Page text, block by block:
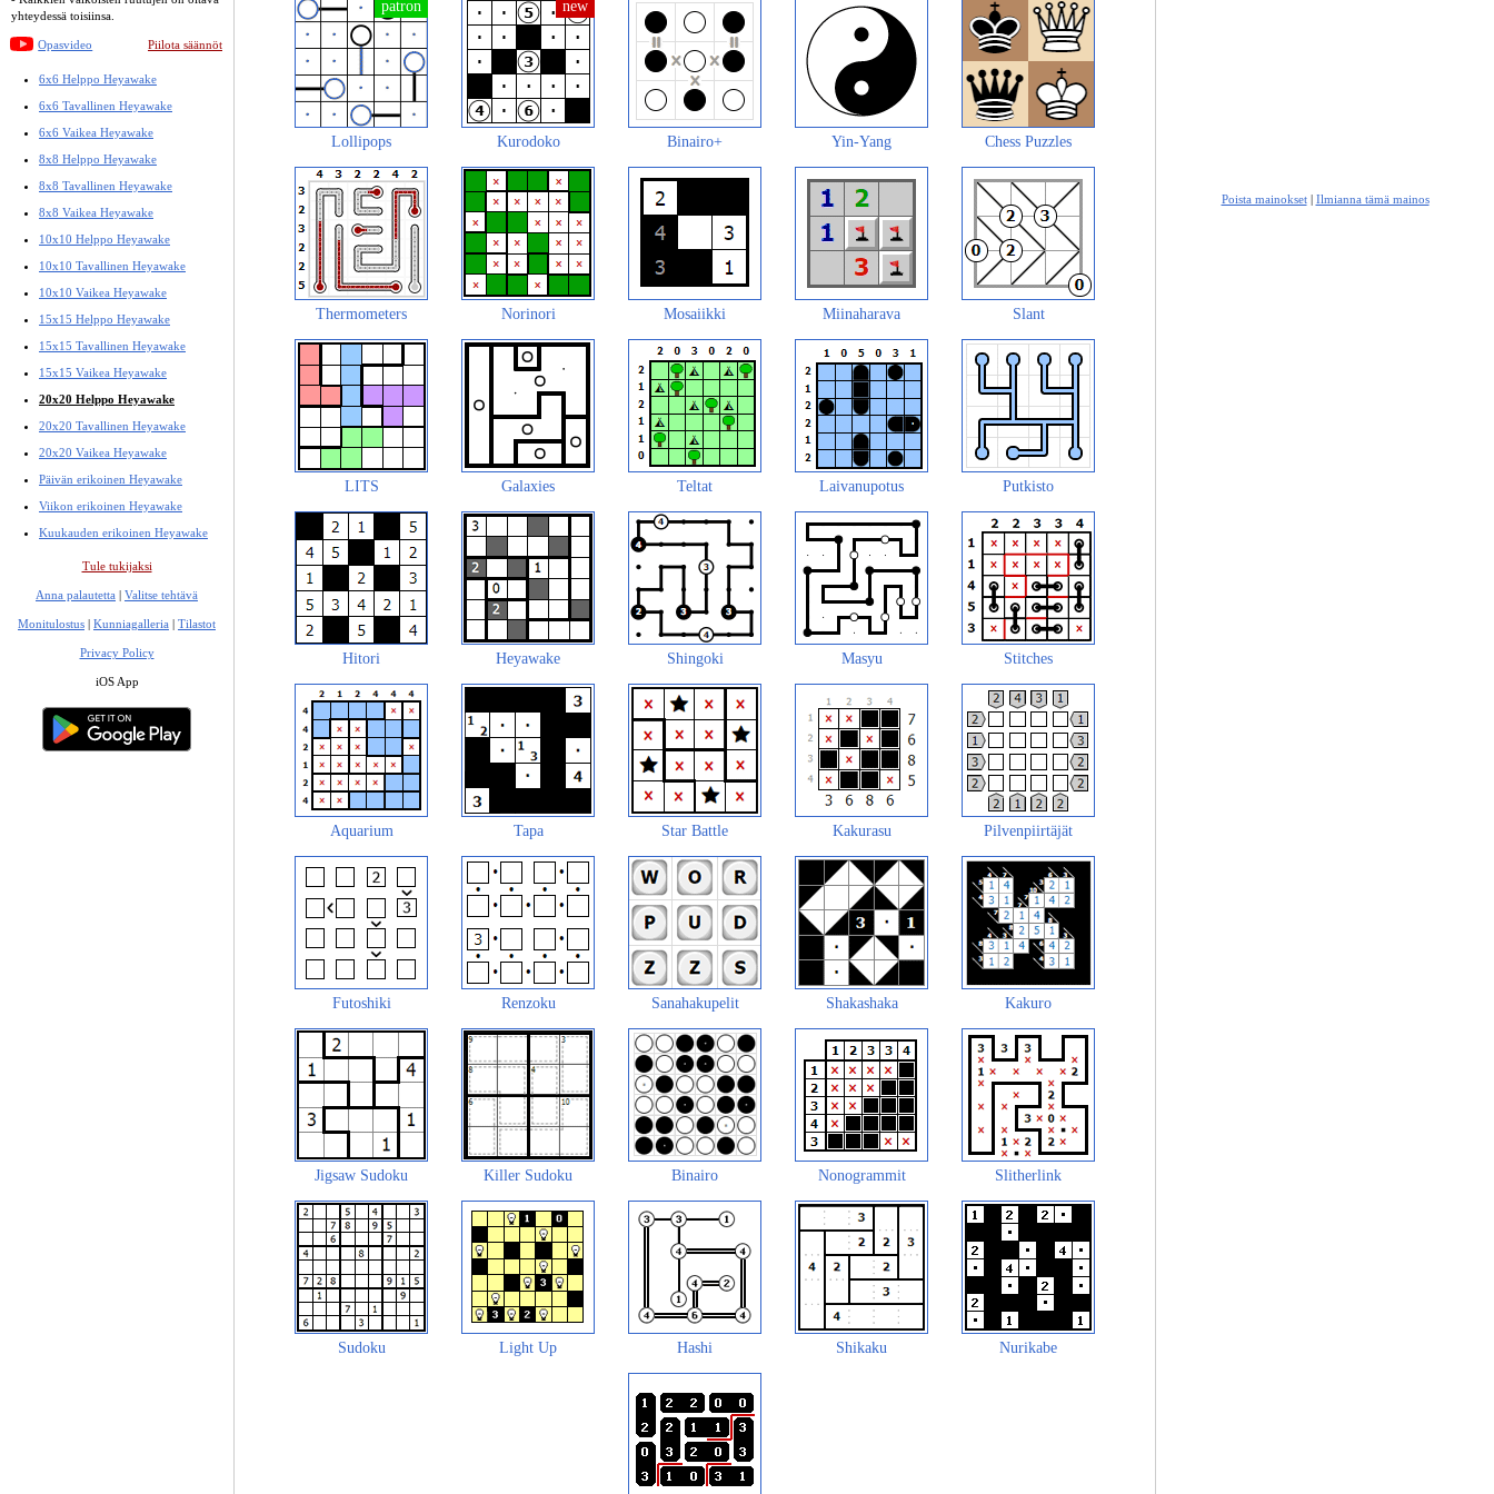
yhteydessä toisiinsa.
Opasvideo Piilota säännöt
6x6 Helppo Heyawake
6x6 Tavallinen Heyawake
6x6 Vaikea Heyawake
8x8 Helppo Heyawake
8x8 Tavallinen Heyawake
8x8 Vaikea Heyawake
10x10 Helppo Heyawake
10x10 Tavallinen Heyawake
10x10 Vaikea Heyawake
15x15 Helppo Heyawake
15x15 Tavallinen Heyawake
15x15 Vaikea Heyawake
20x20 Helppo Heyawake
20x20 Tavallinen Heyawake
20x20 Vaikea Heyawake
Päivän erikoinen Heyawake
Viikon erikoinen Heyawake
Kuukauden erikoinen Heyawake
Tule tukijaksi
Anna palautetta | Valitse tehtävä
Monitulostus | Kunniagalleria | Tilastot
Privacy Policy
iOS App
Lollipops Kurodoko Binairo+ Yin-Yang Chess Puzzles
Thermometers Norinori Mosaiikki Miinaharava Slant
LITS Galaxies Teltat Laivanupotus Putkisto
Hitori Heyawake Shingoki Masyu Stitches
Aquarium Tapa Star Battle Kakurasu Pilvenpiirtäjät
Futoshiki Renzoku Sanahakupelit Shakashaka Kakuro
Jigsaw Sudoku Killer Sudoku Binairo Nonogrammit Slitherlink
Sudoku Light Up Hashi Shikaku Nurikabe
Poista mainokset| Ilmianna tämä mainos